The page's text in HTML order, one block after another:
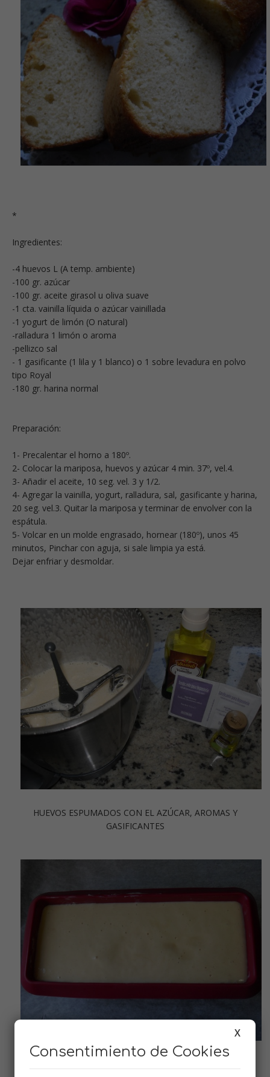
*
Ingredientes:
-4 huevos L (A temp. ambiente)
-100 gr. azúcar
-100 gr. aceite girasol u oliva suave
-1 cta. vainilla líquida o azúcar vainillada
-1 yogurt de limón (O natural)
-ralladura 1 limón o aroma
-pellizco sal
- 1 gasificante (1 lila y 1 blanco) o 1 sobre levadura en polvo
tipo Royal
-180 gr. harina normal
Preparación:
1- Precalentar el horno a 180º.
2- Colocar la mariposa, huevos y azúcar 4 min. 37º, vel.4.
3- Añadir el aceite, 10 seg. vel. 3 y 1/2.
4- Agregar la vainilla, yogurt, ralladura, sal, gasificante y harina,
20 seg. vel.3. Quitar la mariposa y terminar de envolver con la
espátula.
5- Volcar en un molde engrasado, hornear (180º), unos 45
minutos, Pinchar con aguja, si sale limpia ya está.
Dejar enfriar y desmoldar.
HUEVOS ESPUMADOS CON EL AZÚCAR, AROMAS Y
GASIFICANTES
X
Consentimiento de Cookies